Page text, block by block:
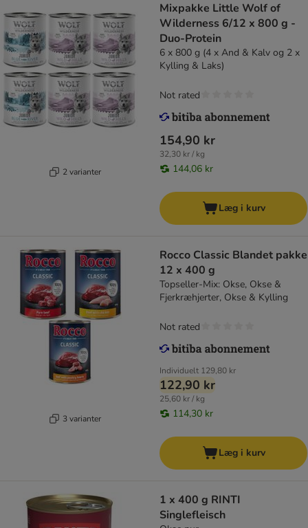
2 varianter
Mixpakke Little Wolf of
Wilderness 6/12 x 800 g -
Duo-Protein
6 x 800 g (4 x And & Kalv og 2 x
Kylling & Laks)
154,90 kr
32,30 kr / kg
144,06 kr
Not rated
Læg i kurv
3 varianter
Rocco Classic Blandet pakke
12 x 400 g
Topseller-Mix: Okse, Okse &
Fjerkræhjerter, Okse & Kylling
Individuelt 129,80 kr
122,90 kr
25,60 kr / kg
114,30 kr
Not rated
Læg i kurv
1 x 400 g RINTI
Singlefleisch